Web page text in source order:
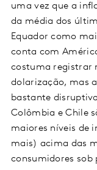
uma vez que a
da média dos
Equador como
conta com
costuma registrar
dolarização, mas
bastante
Colômbia e Chile
maiores níveis de
mais) acima das
consumidores sob